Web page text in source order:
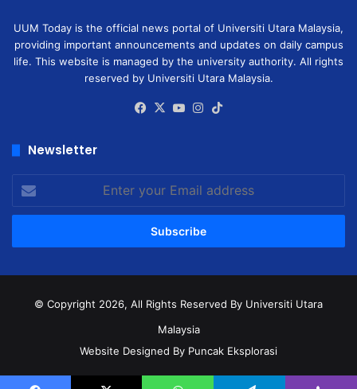
UUM Today is the official news portal of Universiti Utara Malaysia,
providing important announcements and updates on daily campus
life. This website is managed by the university authority. All rights
reserved by Universiti Utara Malaysia.
Facebook
X YouTubeInstagram
Newsletter
your
Email
© Copyright 2026, All Rights Reserved By Universiti Utara
Malaysia
Website Designed By Puncak Eksplorasi